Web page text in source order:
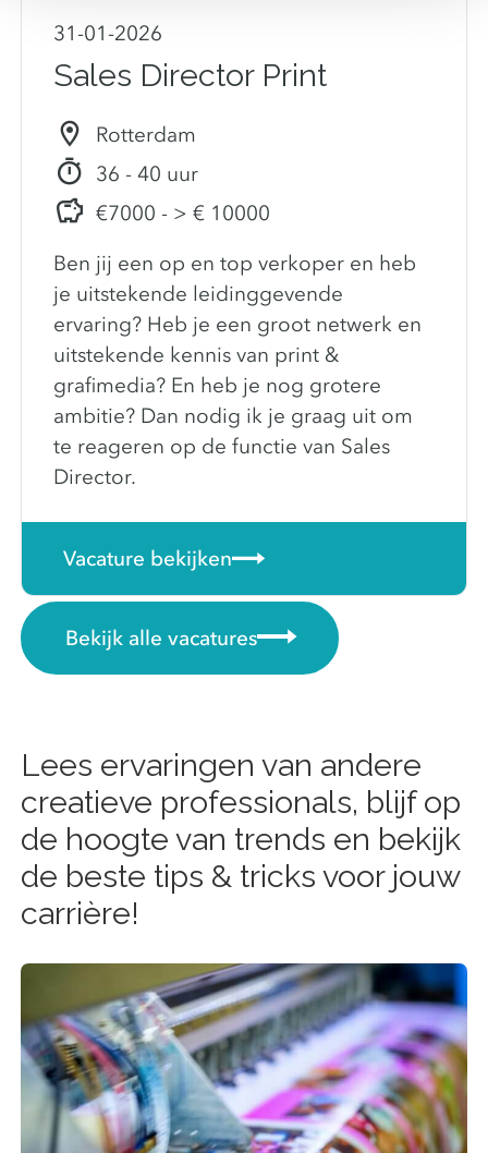
31-01-2026
Sales Director Print
Rotterdam
36 - 40 uur
€7000 - > € 10000
Ben jij een op en top verkoper en heb
je uitstekende leidinggevende
ervaring? Heb je een groot netwerk en
uitstekende kennis van print &
grafimedia? En heb je nog grotere
ambitie? Dan nodig ik je graag uit om
te reageren op de functie van Sales
Director.
Vacature bekijken
Bekijk alle vacatures
Lees ervaringen van andere
creatieve professionals, blijf op
de hoogte van trends en bekijk
de beste tips & tricks voor jouw
carrière!